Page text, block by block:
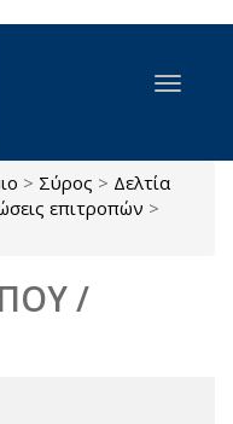
Toggle
> Σύρος > Δελτία
επιτροπών >
/